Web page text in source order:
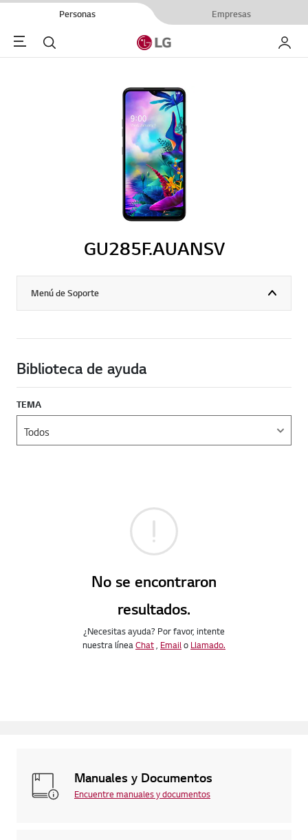
Personas Empresas
Menu Buscar My LG
GU285F.AUANSV
Menú de Soporte
Biblioteca de ayuda
TEMA
No se encontraron
resultados.
¿Necesitas ayuda? Por favor, intente
nuestra líneaChat, Emailo Llamado.
Manuales y Documentos
Encuentre manuales y documentos